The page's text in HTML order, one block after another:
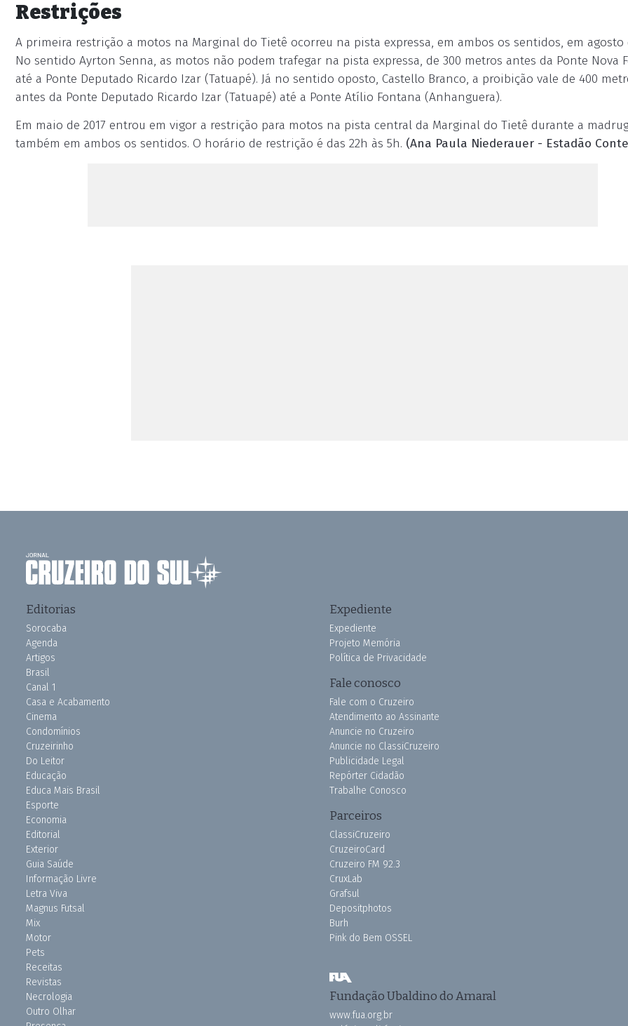
Restrições
A primeira restrição a motos na Marginal do Tietê ocorreu na pista expressa, em ambos os sentidos, em agosto
No sentido Ayrton Senna, as motos não podem trafegar na pista expressa, de 300 metros antes da Ponte Nova
até a Ponte Deputado Ricardo Izar (Tatuapé). Já no sentido oposto, Castello Branco, a proibição vale de 400
antes da Ponte Deputado Ricardo Izar (Tatuapé) até a Ponte Atílio Fontana (Anhanguera).
Em maio de 2017 entrou em vigor a restrição para motos na pista central da Marginal do Tietê durante a
também em ambos os sentidos. O horário de restrição é das 22h às 5h. (Ana Paula Niederauer - Estadão
Editorias
Sorocaba
Agenda
Artigos
Brasil
Canal 1
Casa e Acabamento
Cinema
Condomínios
Cruzeirinho
Do Leitor
Educação
Educa Mais Brasil
Esporte
Economia
Editorial
Exterior
Guia Saúde
Informação Livre
Letra Viva
Magnus Futsal
Mix
Motor
Pets
Receitas
Revistas
Necrologia
Outro Olhar
Expediente
Expediente
Projeto Memória
Política de Privacidade
Fale conosco
Fale com o Cruzeiro
Atendimento ao Assinante
Anuncie no Cruzeiro
Anuncie no ClassiCruzeiro
Publicidade Legal
Repórter Cidadão
Trabalhe Conosco
Parceiros
ClassiCruzeiro
CruzeiroCard
Cruzeiro FM 92.3
CruxLab
Grafsul
Depositphotos
Burh
Pink do Bem OSSEL
Fundação Ubaldino do Amaral
www.fua.org.br